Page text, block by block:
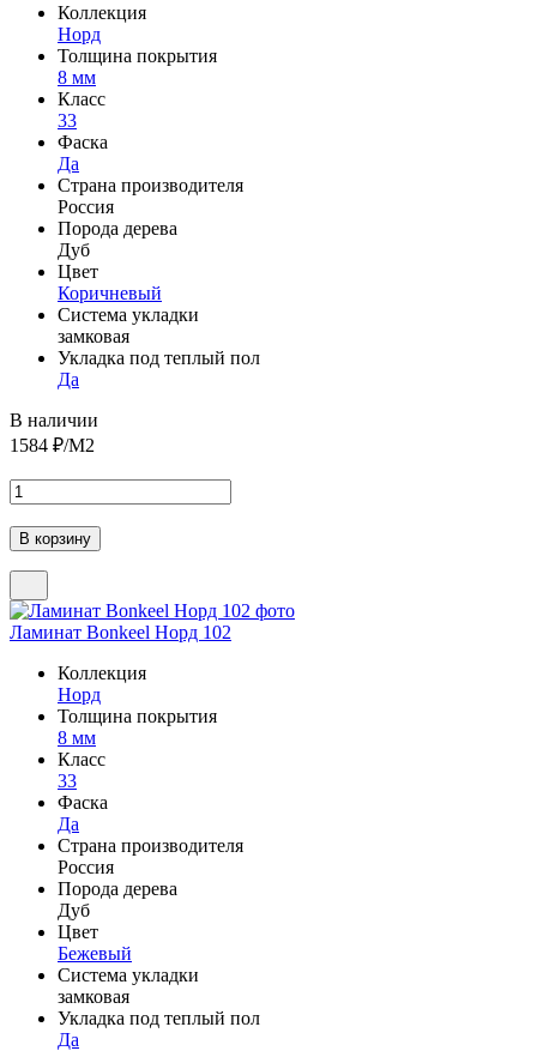
Коллекция
Норд
Толщина покрытия
8 мм
Класс
33
Фаска
Да
Страна производителя
Россия
Порода дерева
Дуб
Цвет
Коричневый
Система укладки
замковая
Укладка под теплый пол
Да
В наличии
1584 ₽/М2
Ламинат Bonkeel Норд 102
Коллекция
Норд
Толщина покрытия
8 мм
Класс
33
Фаска
Да
Страна производителя
Россия
Порода дерева
Дуб
Цвет
Бежевый
Система укладки
замковая
Укладка под теплый пол
Да